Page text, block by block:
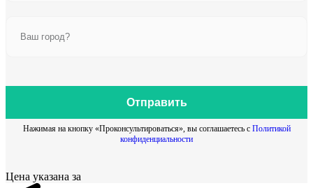
Отправить
Нажимая на кнопку «Проконсультироваться», вы соглашаетесь с Политикой
конфиденциальности
Цена указана за